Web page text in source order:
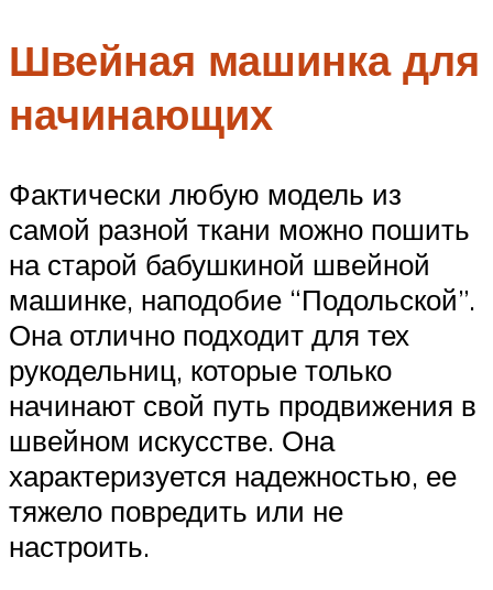
Швейная машинка для
начинающих
Фактически любую модель из
самой разной ткани можно пошить
на старой бабушкиной швейной
машинке, наподобие “Подольской”.
Она отлично подходит для тех
рукодельниц, которые только
начинают свой путь продвижения в
швейном искусстве. Она
характеризуется надежностью, ее
тяжело повредить или не
настроить.